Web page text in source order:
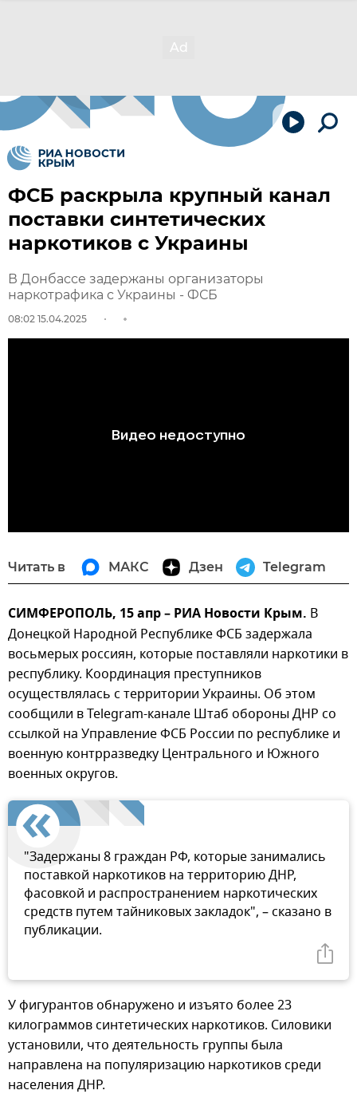
ФСБ раскрыла крупный канал
поставки синтетических
наркотиков с Украины
В Донбассе задержаны организаторы
наркотрафика с Украины - ФСБ
08:02 15.04.2025
Читать в МАКС Дзен Telegram
СИМФЕРОПОЛЬ, 15 апр – РИА Новости Крым. В
Донецкой Народной Республике ФСБ задержала
восьмерых россиян, которые поставляли наркотики в
республику. Координация преступников
осуществлялась с территории Украины. Об этом
сообщили в Telegram-канале Штаб обороны ДНР со
ссылкой на Управление ФСБ России по республике и
военную контрразведку Центрального и Южного
военных округов.
"Задержаны 8 граждан РФ, которые занимались
поставкой наркотиков на территорию ДНР,
фасовкой и распространением наркотических
средств путем тайниковых закладок", – сказано в
публикации.
У фигурантов обнаружено и изъято более 23
килограммов синтетических наркотиков. Силовики
установили, что деятельность группы была
направлена на популяризацию наркотиков среди
населения ДНР.